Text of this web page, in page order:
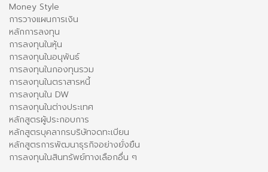
Money Style
การวางแผนการเงิน
หลักการลงทุน
การลงทุนในหุ้น
การลงทุนในอนุพันธ์
การลงทุนในกองทุนรวม
การลงทุนในตราสารหนี้
การลงทุนใน DW
การลงทุนในต่างประเทศ
หลักสูตรผู้ประกอบการ
หลักสูตรบุคลากรบริษัทจดทะเบียน
หลักสูตรการพัฒนาธุรกิจอย่างยั่งยืน
การลงทุนในสินทรัพย์ทางเลือกอื่น ๆ